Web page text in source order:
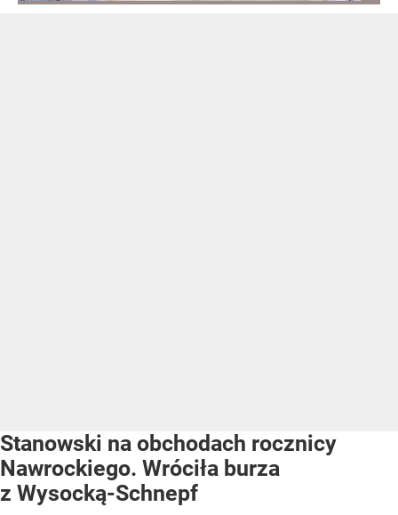
Stanowski na obchodach rocznicy
Nawrockiego. Wróciła burza
z Wysocką-Schnepf